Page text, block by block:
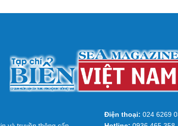
Điện thoại: 024 6269